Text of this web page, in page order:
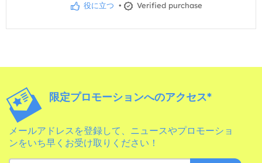
役に立つ • Verified purchase
限定プロモーションへのアクセス*
メールアドレスを登録して、ニュースやプロモーショ
ンをいち早くお受け取りください！